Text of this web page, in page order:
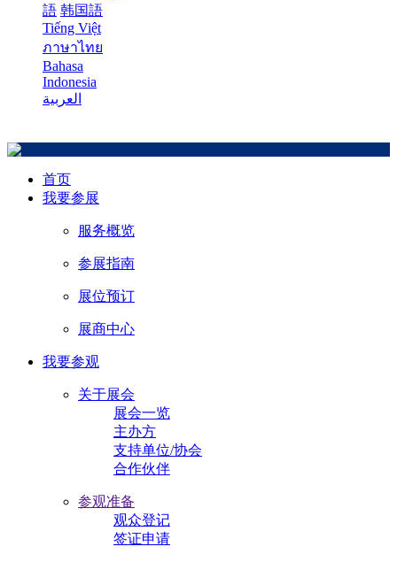
語 韩国語
Tiếng Việt
ภาษาไทย
Bahasa
Indonesia
العربية
首页
我要参展
服务概览
参展指南
展位预订
展商中心
我要参观
关于展会
展会一览
主办方
支持单位/协会
合作伙伴
参观准备
观众登记
签证申请